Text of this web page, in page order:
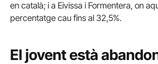
en català; i a Eivissa i Formentera, on
percentatge cau fins al 32,5%.
El jovent està